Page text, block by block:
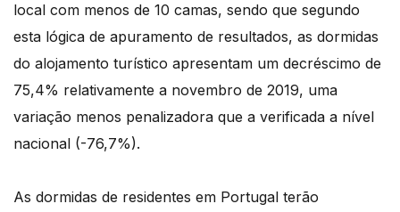
local com menos de 10 camas, sendo que segundo
esta lógica de apuramento de resultados, as dormidas
do alojamento turístico apresentam um decréscimo de
75,4% relativamente a novembro de 2019, uma
variação menos penalizadora que a verificada a nível
nacional (-76,7%).
As dormidas de residentes em Portugal terão